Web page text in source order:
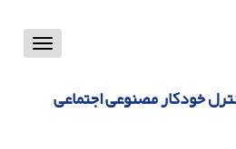
Toggle
خودکار مصنوعی اجتماعی